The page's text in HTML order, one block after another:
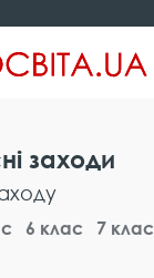
заходи
6 клас 7 клас